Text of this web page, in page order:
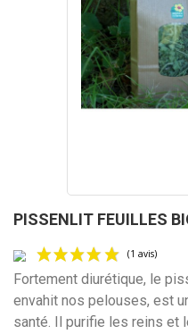
PISSENLIT FEUILLES
Fortement diurétique, le
envahit nos pelouses, est
santé. Il purifie les reins et